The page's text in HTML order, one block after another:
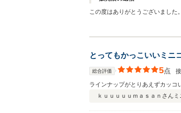
この度はありがとうございました
とってもかっこいいミニ
総合評価 5点
ラインナップがとりあえずカッコ
ｋｕｕｕｕｕｍａｓａｎさん